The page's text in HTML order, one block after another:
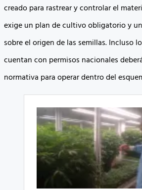
creado para rastrear y controlar el
exige un plan de cultivo obligatorio y
sobre el origen de las semillas. Incluso
cuentan con permisos nacionales
normativa para operar dentro del